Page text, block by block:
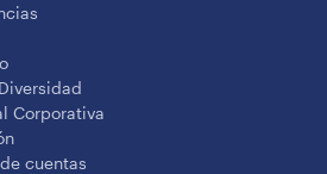
Corporativa
cuentas